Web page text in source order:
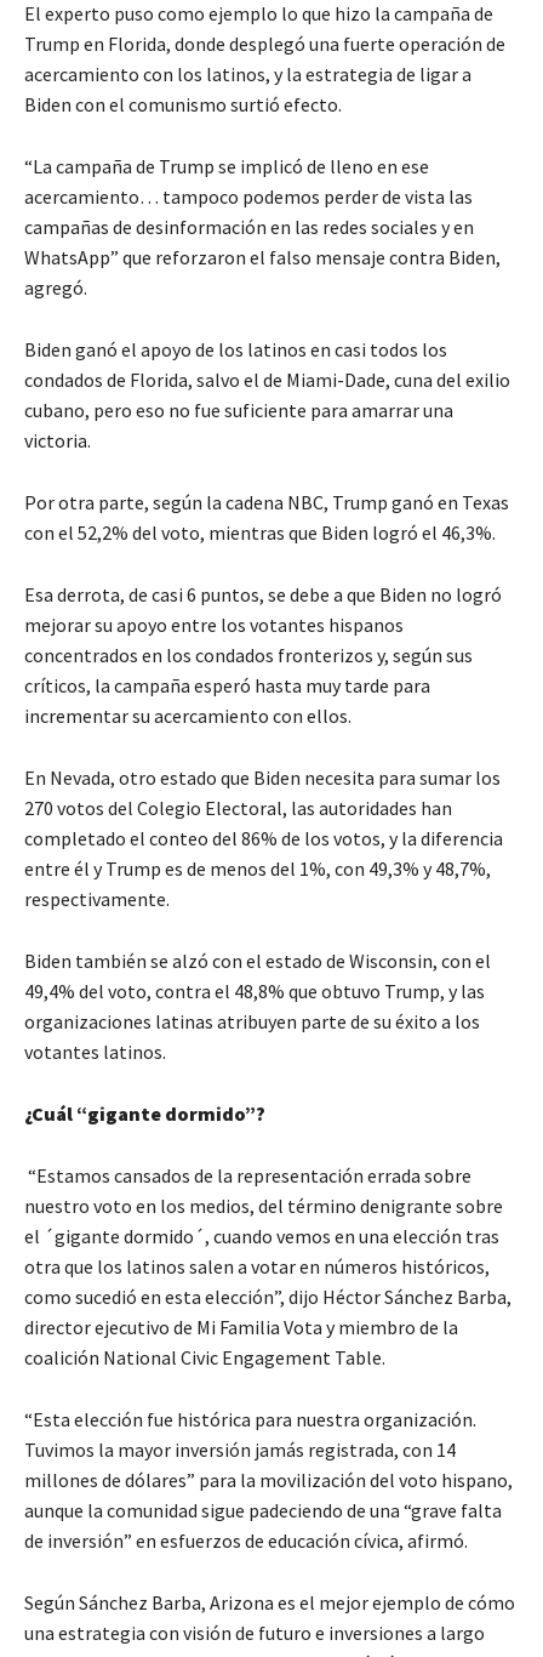
El experto puso como ejemplo lo que hizo la campaña de
Trump en Florida, donde desplegó una fuerte operación de
acercamiento con los latinos, y la estrategia de ligar a
Biden con el comunismo surtió efecto.
“La campaña de Trump se implicó de lleno en ese
acercamiento… tampoco podemos perder de vista las
campañas de desinformación en las redes sociales y en
WhatsApp” que reforzaron el falso mensaje contra Biden,
agregó.
Biden ganó el apoyo de los latinos en casi todos los
condados de Florida, salvo el de Miami-Dade, cuna del exilio
cubano, pero eso no fue suficiente para amarrar una
victoria.
Por otra parte, según la cadena NBC, Trump ganó en Texas
con el 52,2% del voto, mientras que Biden logró el 46,3%.
Esa derrota, de casi 6 puntos, se debe a que Biden no logró
mejorar su apoyo entre los votantes hispanos
concentrados en los condados fronterizos y, según sus
críticos, la campaña esperó hasta muy tarde para
incrementar su acercamiento con ellos.
En Nevada, otro estado que Biden necesita para sumar los
270 votos del Colegio Electoral, las autoridades han
completado el conteo del 86% de los votos, y la diferencia
entre él y Trump es de menos del 1%, con 49,3% y 48,7%,
respectivamente.
Biden también se alzó con el estado de Wisconsin, con el
49,4% del voto, contra el 48,8% que obtuvo Trump, y las
organizaciones latinas atribuyen parte de su éxito a los
votantes latinos.
¿Cuál “gigante dormido”?
“Estamos cansados de la representación errada sobre
nuestro voto en los medios, del término denigrante sobre
el ´gigante dormido´, cuando vemos en una elección tras
otra que los latinos salen a votar en números históricos,
como sucedió en esta elección”, dijo Héctor Sánchez Barba,
director ejecutivo de Mi Familia Vota y miembro de la
coalición National Civic Engagement Table.
“Esta elección fue histórica para nuestra organización.
Tuvimos la mayor inversión jamás registrada, con 14
millones de dólares” para la movilización del voto hispano,
aunque la comunidad sigue padeciendo de una “grave falta
de inversión” en esfuerzos de educación cívica, afirmó.
Según Sánchez Barba, Arizona es el mejor ejemplo de cómo
una estrategia con visión de futuro e inversiones a largo